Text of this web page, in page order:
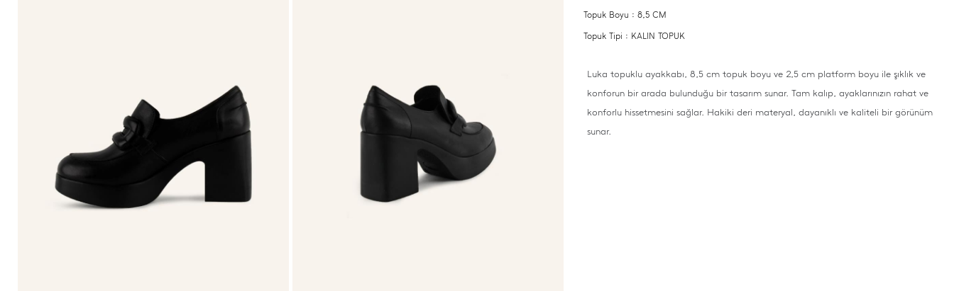
Topuk Boyu : 8,5 CM
Topuk Tipi : KALIN TOPUK
Luka topuklu ayakkabı, 8,5 cm topuk boyu ve 2,5 cm platform boyu ile şıklık ve
konforun bir arada bulunduğu bir tasarım sunar. Tam kalıp, ayaklarınızın rahat ve
konforlu hissetmesini sağlar. Hakiki deri materyal, dayanıklı ve kaliteli bir görünüm
sunar.